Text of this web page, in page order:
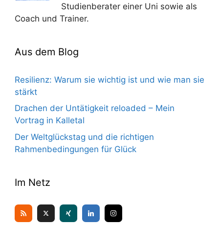
Studienberater einer Uni sowie als
Coach und Trainer.
Aus dem Blog
Resilienz: Warum sie wichtig ist und wie man sie
stärkt
Drachen der Untätigkeit reloaded – Mein
Vortrag in Kalletal
Der Weltglückstag und die richtigen
Rahmenbedingungen für Glück
Im Netz